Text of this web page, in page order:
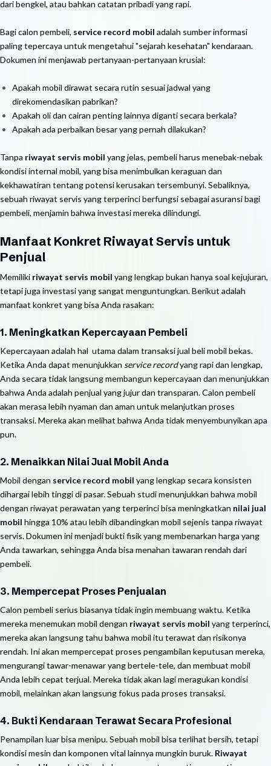
dari bengkel, atau bahkan catatan pribadi yang rapi.
Bagi calon pembeli, service record mobil adalah sumber informasi
paling tepercaya untuk mengetahui "sejarah kesehatan" kendaraan.
Dokumen ini menjawab pertanyaan-pertanyaan krusial:
Apakah mobil dirawat secara rutin sesuai jadwal yang
direkomendasikan pabrikan?
Apakah oli dan cairan penting lainnya diganti secara berkala?
Apakah ada perbaikan besar yang pernah dilakukan?
Tanpa riwayat servis mobil yang jelas, pembeli harus menebak-nebak
kondisi internal mobil, yang bisa menimbulkan keraguan dan
kekhawatiran tentang potensi kerusakan tersembunyi. Sebaliknya,
sebuah riwayat servis yang terperinci berfungsi sebagai asuransi bagi
pembeli, menjamin bahwa investasi mereka dilindungi.
Manfaat Konkret Riwayat Servis untuk
Penjual
Memiliki riwayat servis mobil yang lengkap bukan hanya soal kejujuran,
tetapi juga investasi yang sangat menguntungkan. Berikut adalah
manfaat konkret yang bisa Anda rasakan:
1. Meningkatkan Kepercayaan Pembeli
Kepercayaan adalah hal utama dalam transaksi jual beli mobil bekas.
Ketika Anda dapat menunjukkan service recordyang rapi dan lengkap,
Anda secara tidak langsung membangun kepercayaan dan menunjukkan
bahwa Anda adalah penjual yang jujur dan transparan. Calon pembeli
akan merasa lebih nyaman dan aman untuk melanjutkan proses
transaksi. Mereka akan melihat bahwa Anda tidak menyembunyikan apa
pun.
2. Menaikkan Nilai Jual Mobil Anda
Mobil dengan service record mobil yang lengkap secara konsisten
dihargai lebih tinggi di pasar. Sebuah studi menunjukkan bahwa mobil
dengan riwayat perawatan yang terperinci bisa meningkatkan nilai jual
mobil hingga 10% atau lebih dibandingkan mobil sejenis tanpa riwayat
servis. Dokumen ini menjadi bukti fisik yang membenarkan harga yang
Anda tawarkan, sehingga Anda bisa menahan tawaran rendah dari
pembeli.
3. Mempercepat Proses Penjualan
Calon pembeli serius biasanya tidak ingin membuang waktu. Ketika
mereka menemukan mobil dengan riwayat servis mobil yang terperinci,
mereka akan langsung tahu bahwa mobil itu terawat dan risikonya
rendah. Ini akan mempercepat proses pengambilan keputusan mereka,
mengurangi tawar-menawar yang bertele-tele, dan membuat mobil
Anda lebih cepat terjual. Mereka tidak akan lagi meragukan kondisi
mobil, melainkan akan langsung fokus pada proses transaksi.
4. Bukti Kendaraan Terawat Secara Profesional
Penampilan luar bisa menipu. Sebuah mobil bisa terlihat bersih, tetapi
kondisi mesin dan komponen vital lainnya mungkin buruk. Riwayat